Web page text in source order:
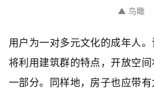
▲ 鸟瞰
用户为一对多元文化的成年人
将利用建筑群的特点，开放空
一部分。同样地，房子也应带